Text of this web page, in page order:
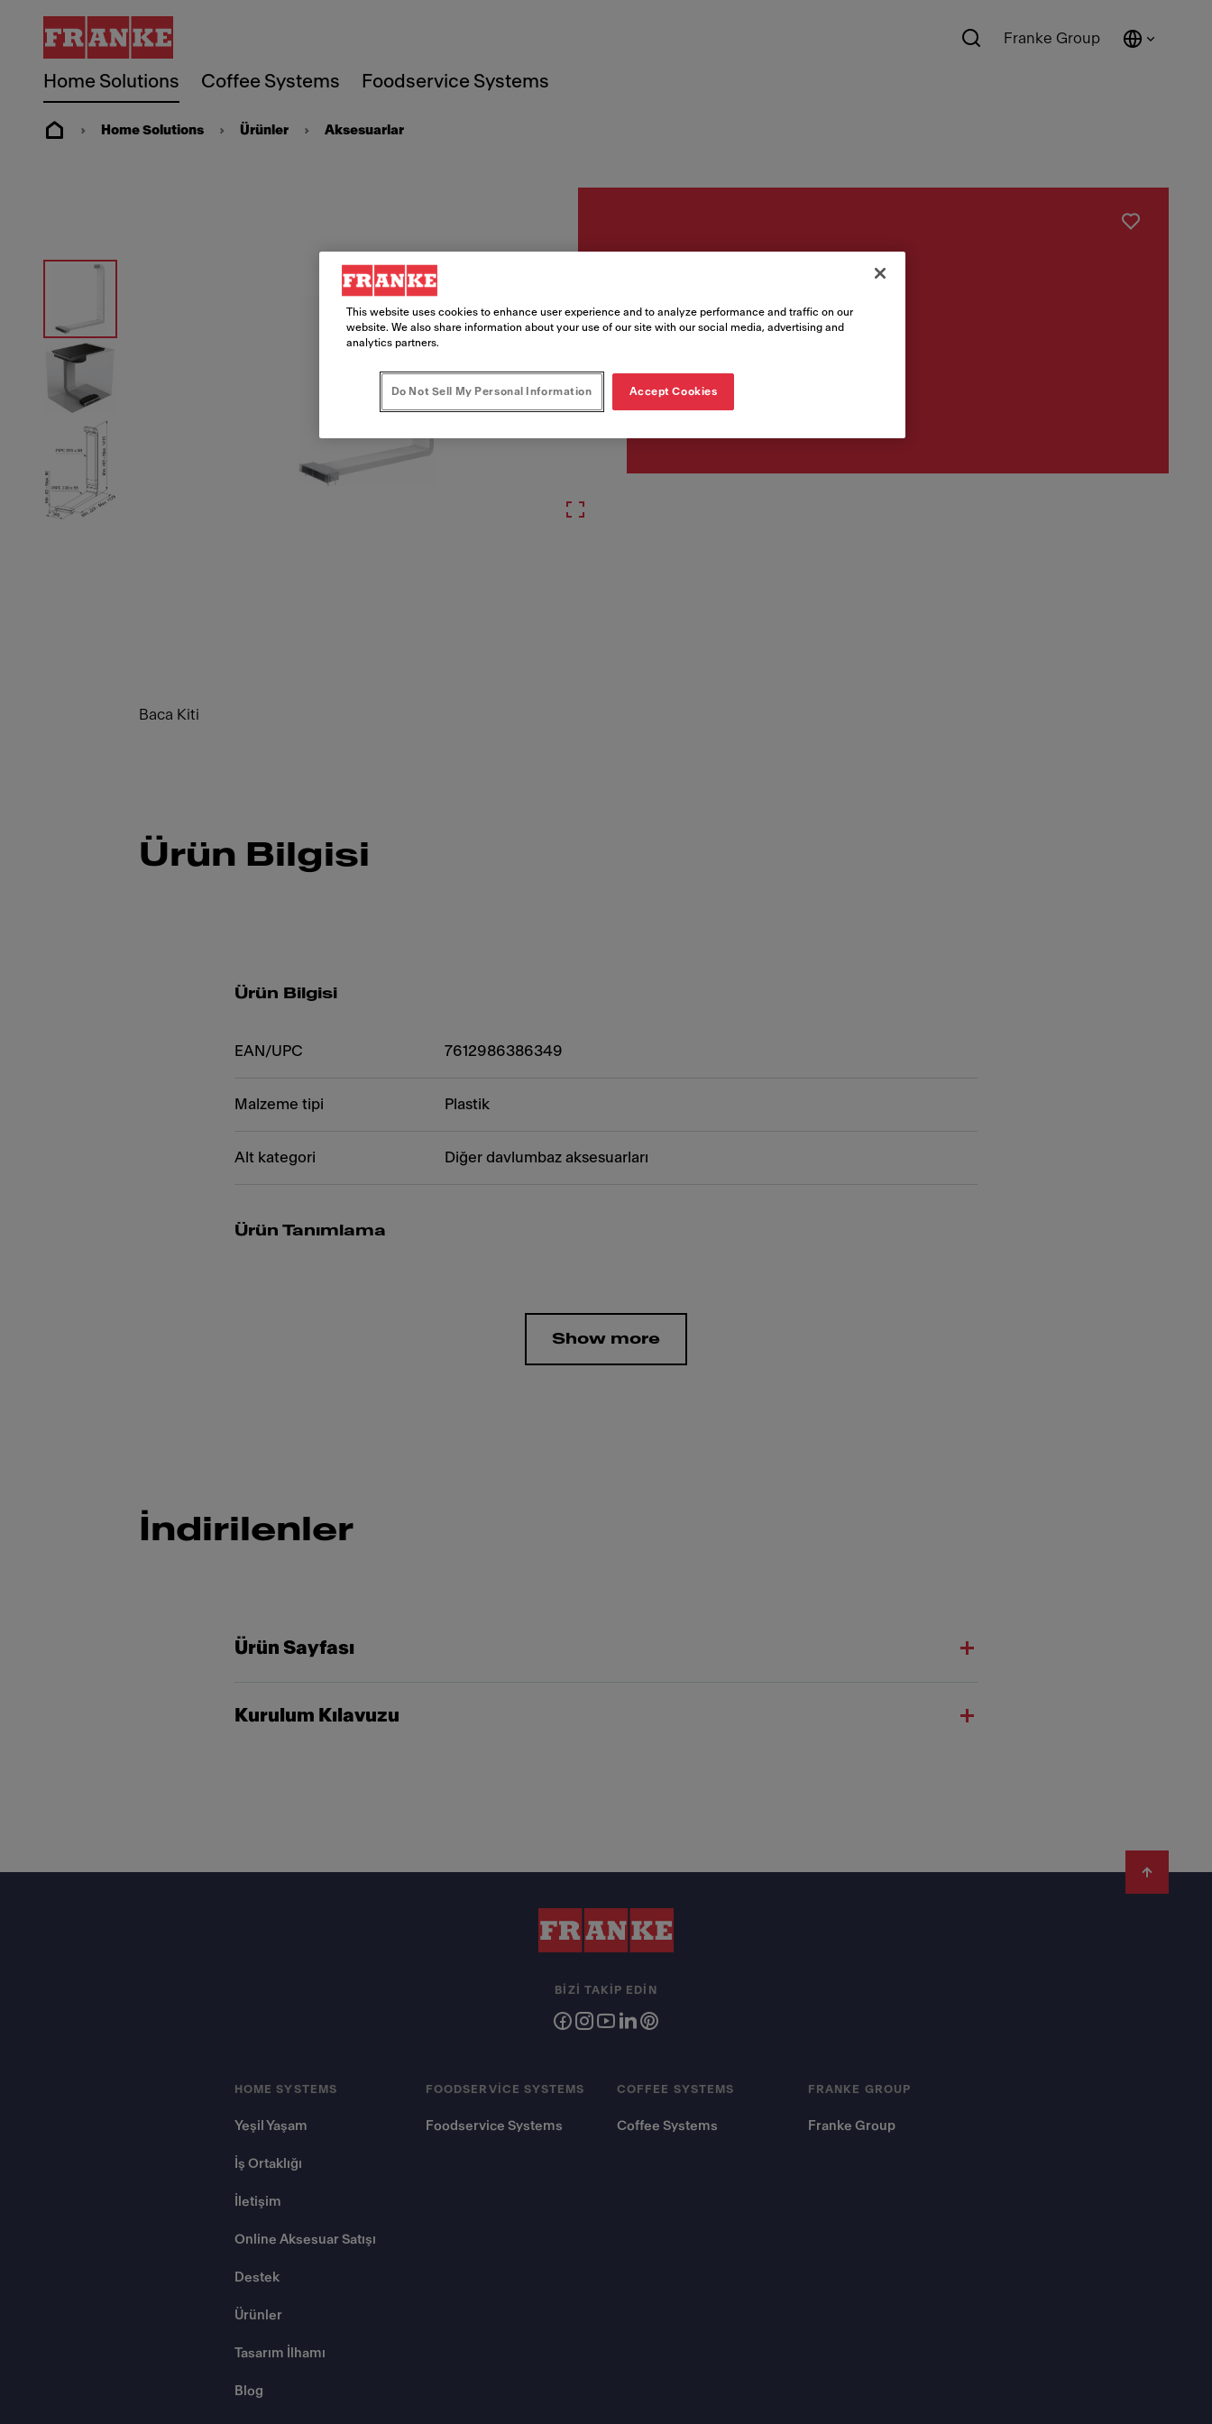
Home Solutions Coffee Systems Foodservice Systems
Franke Group
Home Solutions Ürünler Aksesuarlar
Baca Kiti
112.0711.986
Baca Kiti
Ürün Bilgisi
Ürün Bilgisi
EAN/UPC 7612986386349
Malzeme tipi Plastik
Alt kategori Diğer davlumbaz aksesuarları
Ürün Tanımlama
Show more
İndirilenler
Ürün Sayfası
Kurulum Kılavuzu
HOME SYSTEMS
Yeşil Yaşam
İş Ortaklığı
İletişim
Online Aksesuar Satışı
Destek
Ürünler
Tasarım İlhamı
Blog
FOODSERVICE SYSTEMS
Foodservice Systems
COFFEE SYSTEMS
Coffee Systems
FRANKE GROUP
Franke Group
BIZI TAKIP EDIN
This website uses cookies to enhance user experience and to analyze performance and traffic on our
website. We also share information about your use of our site with our social media, advertising and
analytics partners.
Do Not Sell My Personal Information Accept Cookies